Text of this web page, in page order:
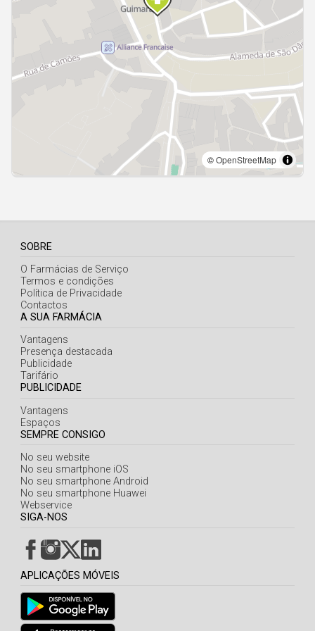
SOBRE
O Farmácias de Serviço
Termos e condições
Política de Privacidade
Contactos
A SUA FARMÁCIA
Vantagens
Presença destacada
Publicidade
Tarifário
PUBLICIDADE
Vantagens
Espaços
SEMPRE CONSIGO
No seu website
No seu smartphone iOS
No seu smartphone Android
No seu smartphone Huawei
Webservice
SIGA-NOS
APLICAÇÕES MÓVEIS